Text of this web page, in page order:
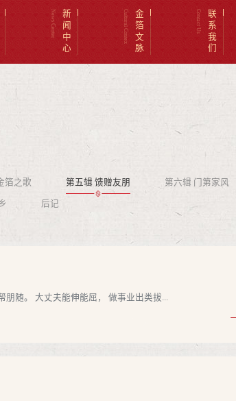
News Center 新闻中心 Cultural Contex金箔文脉 Contact Us 联系我们
箔之歌 第五辑 馈赠友朋 第六辑 门第家风
后记
随。 大丈夫能伸能屈， 做事业出类拔...